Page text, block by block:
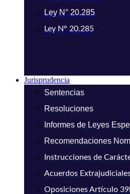
Ley N° 20.285
Ley N° 20.285
Jurisprudencia
Sentencias
Resoluciones
Informes de Leyes
Recomendaciones
Instrucciones de
Acuerdos
Oposiciones Artículo